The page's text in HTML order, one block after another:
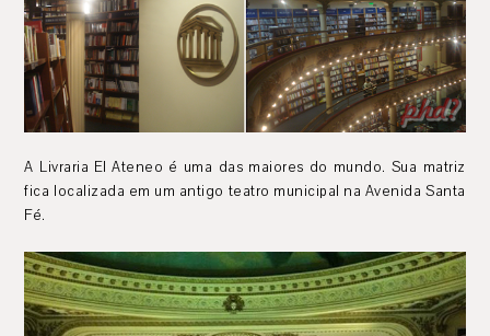
A Livraria El Ateneo é uma das maiores do mundo. Sua matriz
fica localizada em um antigo teatro municipal na Avenida Santa
Fé.